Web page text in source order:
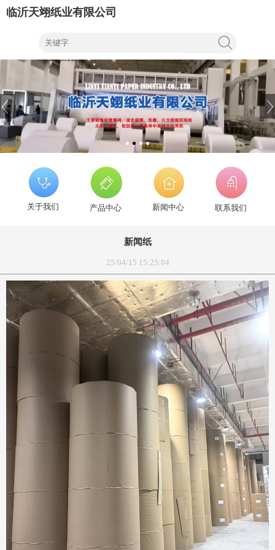
临沂天翊纸业有限公司
关于我们 产品中心 新闻中心 联系我们
新闻纸
25/04/15 15:25:04